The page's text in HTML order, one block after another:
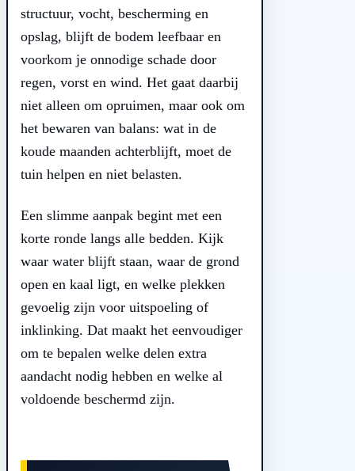
structuur, vocht, bescherming en
opslag, blijft de bodem leefbaar en
voorkom je onnodige schade door
regen, vorst en wind. Het gaat daarbij
niet alleen om opruimen, maar ook om
het bewaren van balans: wat in de
koude maanden achterblijft, moet de
tuin helpen en niet belasten.
Een slimme aanpak begint met een
korte ronde langs alle bedden. Kijk
waar water blijft staan, waar de grond
open en kaal ligt, en welke plekken
gevoelig zijn voor uitspoeling of
inklinking. Dat maakt het eenvoudiger
om te bepalen welke delen extra
aandacht nodig hebben en welke al
voldoende beschermd zijn.